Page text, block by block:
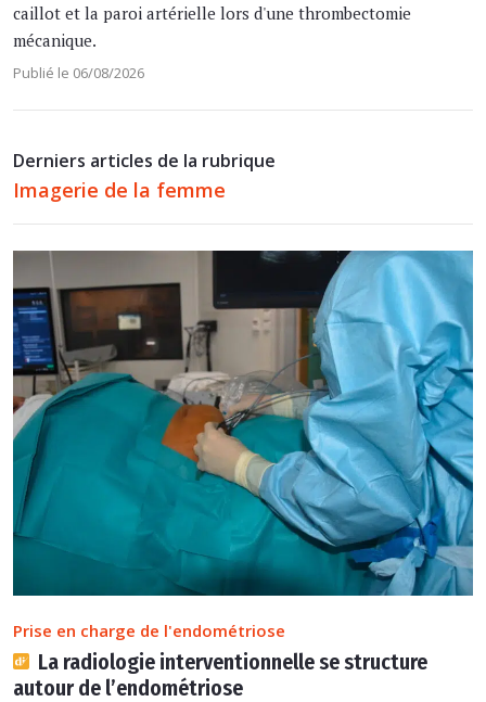
caillot et la paroi artérielle lors d'une thrombectomie
mécanique.
Publié le 06/08/2026
Derniers articles de la rubrique
Imagerie de la femme
Prise en charge de l'endométriose
La radiologie interventionnelle se structure
autour de l’endométriose